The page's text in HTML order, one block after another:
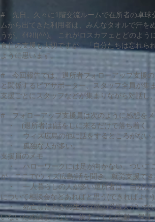
# 先日、久々に1階交流ルームで在所者の卓球
ムから出てきた利用者は、みんなタオルで汗
うが、ｲｲﾈ!!(^^)。 これがロスカフェとどのよ
食住の支援も大切ですが、「自分たちは忘れ
ように思います。
# 今回報告では、退所者フォローアップ支援
と関係するピアサポーター、スタッフ全員が
支援ごとにスタッフなどが集まりながら対話
# フォローアップ支援員は次のように感想を
・ (退所者は)話をしに来るだけで落ち着く。
・ ウィズ広島の他に話をするところがない
・ 孤独な人が多い。
支援員のメモ
・ ハローワークには足が向かない。ついこ
が、ここで(ウィズ広島)話を聞き、就労支援で
・ 一人暮らしの人が多い退所者は、自分が
について相談会などあればと思う(できればよい
・ 死亡したときの生命保険の受取人がいな
いないため決まらない。決まっても(高齢、保